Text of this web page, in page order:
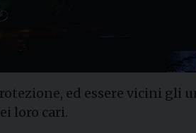
ed essere vicini gli
loro cari.